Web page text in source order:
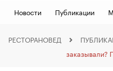
Новости Публикации
РЕСТОРАНОВЕД
заказывали?